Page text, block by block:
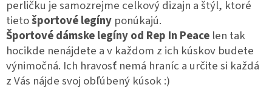
perličku je samozrejme celkový dizajn a štýl, ktoré
tietošportové legíny ponúkajú.
Športové dámske legíny od Rep In Peace len tak
hocikde nenájdete a v každom z ich kúskov budete
výnimočná. Ich hravosť nemá hraníc a určite si každá
z Vás nájde svoj obľúbený kúsok :)